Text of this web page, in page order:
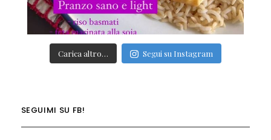
Carica altro… Segui su Instagram
SEGUIMI SU FB!